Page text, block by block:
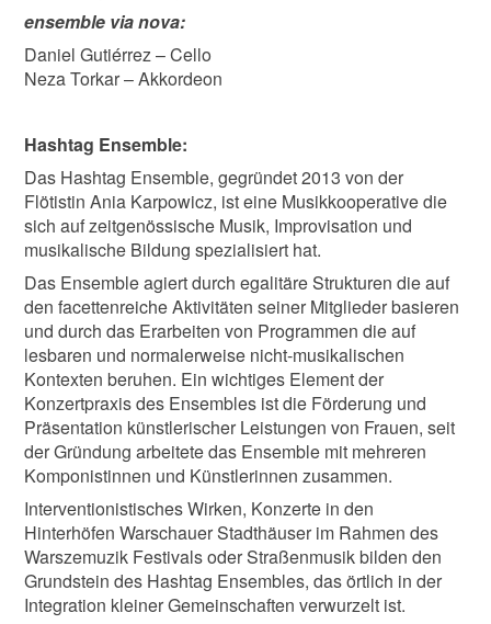
ensemble via nova:
Daniel Gutiérrez – Cello
Neza Torkar – Akkordeon
Hashtag Ensemble:
Das Hashtag Ensemble, gegründet 2013 von der
Flötistin Ania Karpowicz, ist eine Musikkooperative die
sich auf zeitgenössische Musik, Improvisation und
musikalische Bildung spezialisiert hat.
Das Ensemble agiert durch egalitäre Strukturen die auf
den facettenreiche Aktivitäten seiner Mitglieder basieren
und durch das Erarbeiten von Programmen die auf
lesbaren und normalerweise nicht-musikalischen
Kontexten beruhen. Ein wichtiges Element der
Konzertpraxis des Ensembles ist die Förderung und
Präsentation künstlerischer Leistungen von Frauen, seit
der Gründung arbeitete das Ensemble mit mehreren
Komponistinnen und Künstlerinnen zusammen.
Interventionistisches Wirken, Konzerte in den
Hinterhöfen Warschauer Stadthäuser im Rahmen des
Warszemuzik Festivals oder Straßenmusik bilden den
Grundstein des Hashtag Ensembles, das örtlich in der
Integration kleiner Gemeinschaften verwurzelt ist.